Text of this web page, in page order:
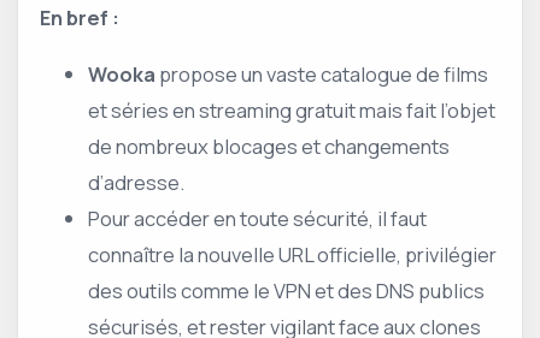
En bref :
Wooka propose un vaste catalogue de films
et séries en streaming gratuit mais fait l’objet
de nombreux blocages et changements
d’adresse.
Pour accéder en toute sécurité, il faut
connaître la nouvelle URL officielle, privilégier
des outils comme le VPN et des DNS publics
sécurisés, et rester vigilant face aux clones